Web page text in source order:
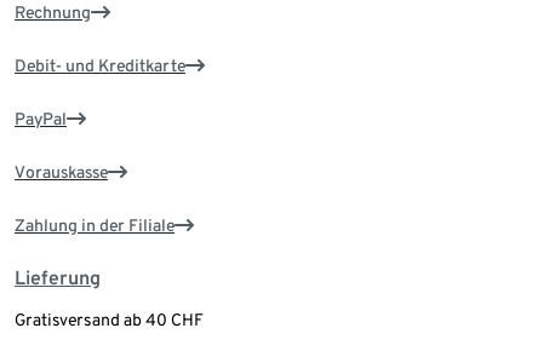
Rechnung
Debit- und Kreditkarte
PayPal
Vorauskasse
Zahlung in der Filiale
Lieferung
Gratisversand ab 40 CHF